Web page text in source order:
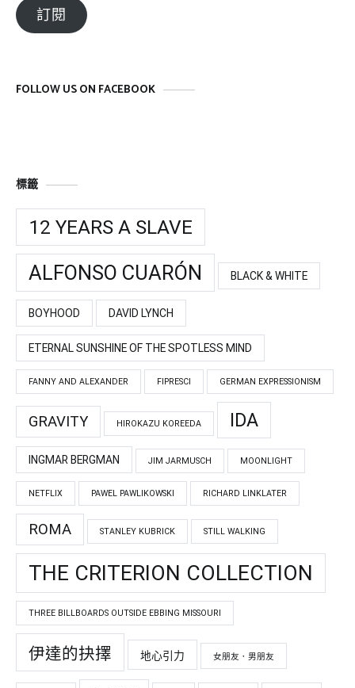
件
訂閱
FOLLOW US ON FACEBOOK
標籤
12 YEARS A SLAVE
ALFONSO CUARÓN BLACK & WHITE
BOYHOOD DAVID LYNCH
ETERNAL SUNSHINE OF THE SPOTLESS MIND
FANNY AND ALEXANDER FIPRESCI GERMAN EXPRESSIONISM
GRAVITY HIROKAZU KOREEDA IDA
INGMAR BERGMAN JIM JARMUSCH MOONLIGHT
NETFLIX PAWEL PAWLIKOWSKI RICHARD LINKLATER
ROMA STANLEY KUBRICK STILL WALKING
THE CRITERION COLLECTION
THREE BILLBOARDS OUTSIDE EBBING MISSOURI
伊達的抉擇 地心引力 女朋友．男朋友